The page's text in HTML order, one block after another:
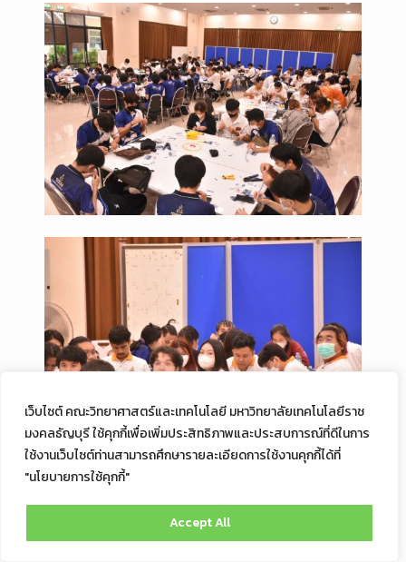
เว็บไซต์ คณะวิทยาศาสตร์และเทคโนโลยี มหาวิทยาลัยเทคโนโลยีราช
มงคลธัญบุรี ใช้คุกกี้เพื่อเพิ่มประสิทธิภาพและประสบการณ์ที่ดีในการ
ใช้งานเว็บไซต์ท่านสามารถศึกษารายละเอียดการใช้งานคุกกี้ได้ที่
"นโยบายการใช้คุกกี้"
Accept All